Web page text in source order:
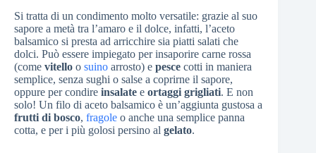
Si tratta di un condimento molto versatile: grazie al suo
sapore a metà tra l’amaro e il dolce, infatti, l’aceto
balsamico si presta ad arricchire sia piatti salati che
dolci. Può essere impiegato per insaporire carne rossa
(come vitello o suino arrosto) e pesce cotti in maniera
semplice, senza sughi o salse a coprirne il sapore,
oppure per condire insalate e ortaggi grigliati. E non
solo! Un filo di aceto balsamico è un’aggiunta gustosa a
frutti di bosco, fragole o anche una semplice panna
cotta, e per i più golosi persino al gelato.